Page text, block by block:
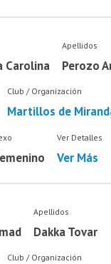
Carolina
Apellidos
Perozo
Club / Organización
Martillos de
Ver Detalles
Ver Más
Apellidos
Dakka Tovar
Club / Organización